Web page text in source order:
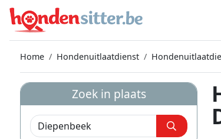
Home Hondenuitlaatdienst
Zoek in plaats